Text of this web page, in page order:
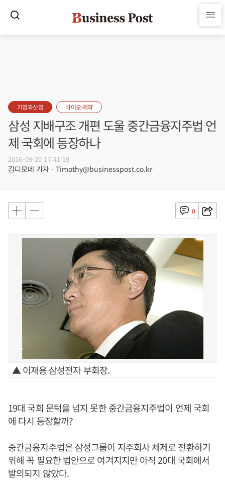
기업과산업 바이오·제약
삼성 지배구조 개편 도울 중간금융지주법 언
제 국회에 등장하나
2016-09-20 17:41:19
김디모데 기자 - Timothy@businesspost.co.kr
0
▲ 이재용 삼성전자 부회장.
19대 국회 문턱을 넘지 못한 중간금융지주법이 언제 국회
에 다시 등장할까?
중간금융지주법은 삼성그룹이 지주회사 체제로 전환하기
위해 꼭 필요한 법안으로 여겨지지만 아직 20대 국회에서
발의되지 않았다.